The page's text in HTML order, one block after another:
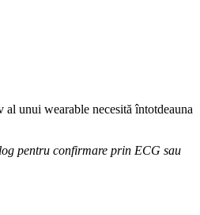
unui wearable necesită întotdeauna
pentru confirmare prin ECG sau